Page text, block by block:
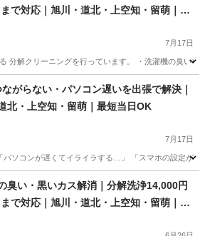
まで対応｜旭川・道北・上空知・留萌｜最
7月17日
分解クリーニングを行っています。 ・洗濯機の臭い
取り外し
がらない・パソコン遅いを出張で解決｜
北・上空知・留萌｜最短当日OK
7月17日
パソコンが遅くてイライラする…」 「スマホの設定が
ン修理 おっさん
臭い・黒いカス解消｜分解洗浄14,000円
まで対応｜旭川・道北・上空知・留萌｜最